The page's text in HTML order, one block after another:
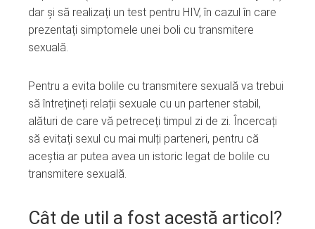
dar și să realizați un test pentru HIV, în cazul în care
prezentați simptomele unei boli cu transmitere
sexuală.
Pentru a evita bolile cu transmitere sexuală va trebui
să întrețineți relații sexuale cu un partener stabil,
alături de care vă petreceți timpul zi de zi. Încercați
să evitați sexul cu mai mulți parteneri, pentru că
aceștia ar putea avea un istoric legat de bolile cu
transmitere sexuală.
Cât de util a fost acestă articol?